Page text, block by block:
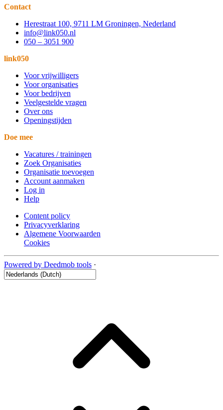
Contact
Herestraat 100, 9711 LM Groningen, Nederland
info@link050.nl
050 – 3051 900
link050
Voor vrijwilligers
Voor organisaties
Voor bedrijven
Veelgestelde vragen
Over ons
Openingstijden
Doe mee
Vacatures / trainingen
Zoek Organisaties
Organisatie toevoegen
Account aanmaken
Log in
Help
Content policy
Privacyverklaring
Algemene Voorwaarden
Cookies
Powered by Deedmob tools ·